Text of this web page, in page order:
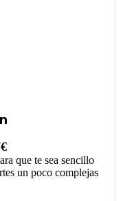
que te sea sencillo
un poco complejas